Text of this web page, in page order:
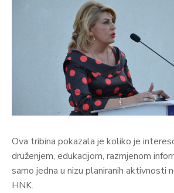
Ova tribina pokazala je koliko je
druženjem, edukacijom, razmjenom
samo jedna u nizu planiranih aktivnosti
HNK.